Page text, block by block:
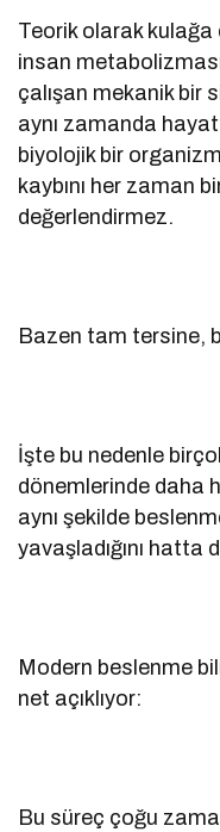
Teorik olarak
insan
çalışan mekanik bir
aynı zamanda
biyolojik bir
kaybını her zaman
değerlendirmez.
Bazen tam tersine,
İşte bu nedenle
dönemlerinde daha
aynı şekilde
yavaşladığını hatta
Modern beslenme
net açıklıyor:
Bu süreç çoğu